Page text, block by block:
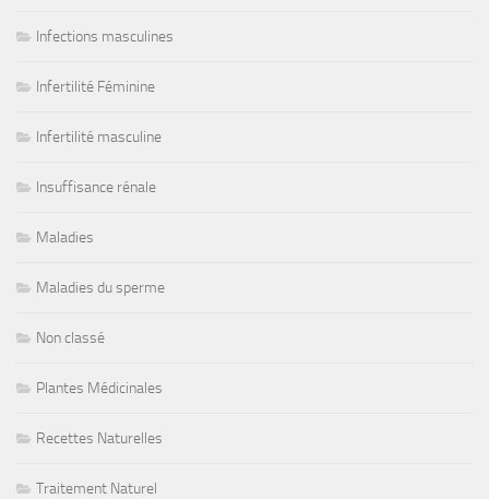
Infections masculines
Infertilité Féminine
Infertilité masculine
Insuffisance rénale
Maladies
Maladies du sperme
Non classé
Plantes Médicinales
Recettes Naturelles
Traitement Naturel